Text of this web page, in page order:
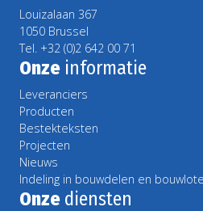
Louizalaan 367
1050 Brussel
Tel. +32 (0)2 642 00 71
Onze informatie
Leveranciers
Producten
Bestekteksten
Projecten
Nieuws
Indeling in bouwdelen en
Onze diensten